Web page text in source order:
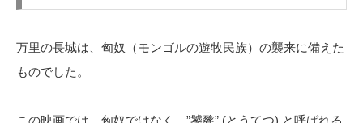
万里の長城は、匈奴（モンゴルの遊牧民族）の襲来に備えた
ものでした。
この映画では、匈奴ではなく、”饕餮” (とうてつ) と呼ばれる